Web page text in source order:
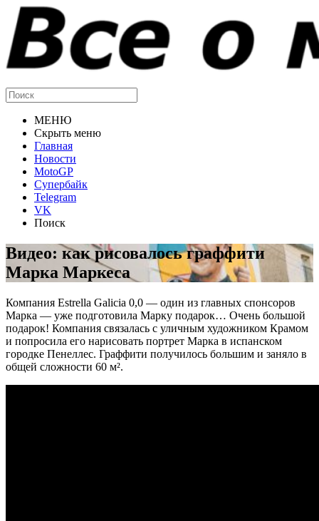
МЕНЮ
Скрыть меню
Главная
Новости
MotoGP
Супербайк
Telegram
VK
Поиск
Видео: как рисовалось граффити
Марка Маркеса
Компания Estrella Galicia 0,0 — один из главных спонсоров
Марка — уже подготовила Марку подарок… Очень большой
подарок! Компания связалась с уличным художником Крамом
и попросила его нарисовать портрет Марка в испанском
городке Пенеллес. Граффити получилось большим и заняло в
общей сложности 60 м².